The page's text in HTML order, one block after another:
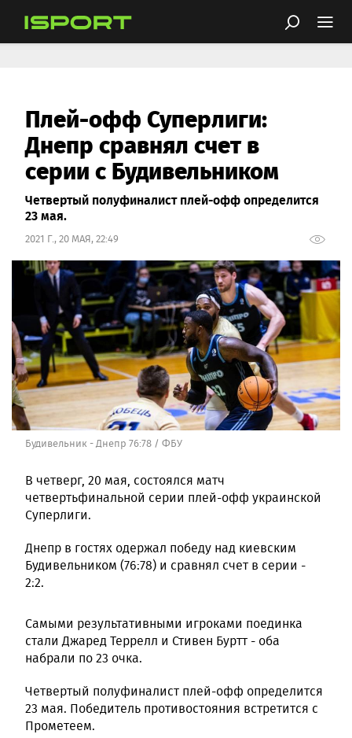
Плей-офф Суперлиги:
Днепр сравнял счет в
серии с Будивельником
Четвертый полуфиналист плей-офф определится
23 мая.
2021 Г., 20 МАЯ, 22:49
Будивельник - Днепр 76:78 / ФБУ
В четверг, 20 мая, состоялся матч
четвертьфинальной серии плей-офф украинской
Суперлиги.
Днепр в гостях одержал победу над киевским
Будивельником (76:78) и сравнял счет в серии -
2:2.
Самыми результативными игроками поединка
стали Джаред Террелл и Стивен Буртт - оба
набрали по 23 очка.
Четвертый полуфиналист плей-офф определится
23 мая. Победитель противостояния встретится с
Прометеем.